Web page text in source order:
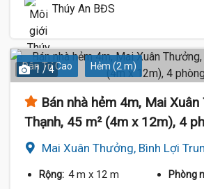
Thúy An BĐS
Dân Trí Cao Hẻm (2 m)
1 / 4
Bán nhà hẻm 4m, Mai
Thạnh, 45 m² (4m x 12m), 4
Mai Xuân Thưởng, Bình Lợi
Rộng: 4 m x 12 m Phòng